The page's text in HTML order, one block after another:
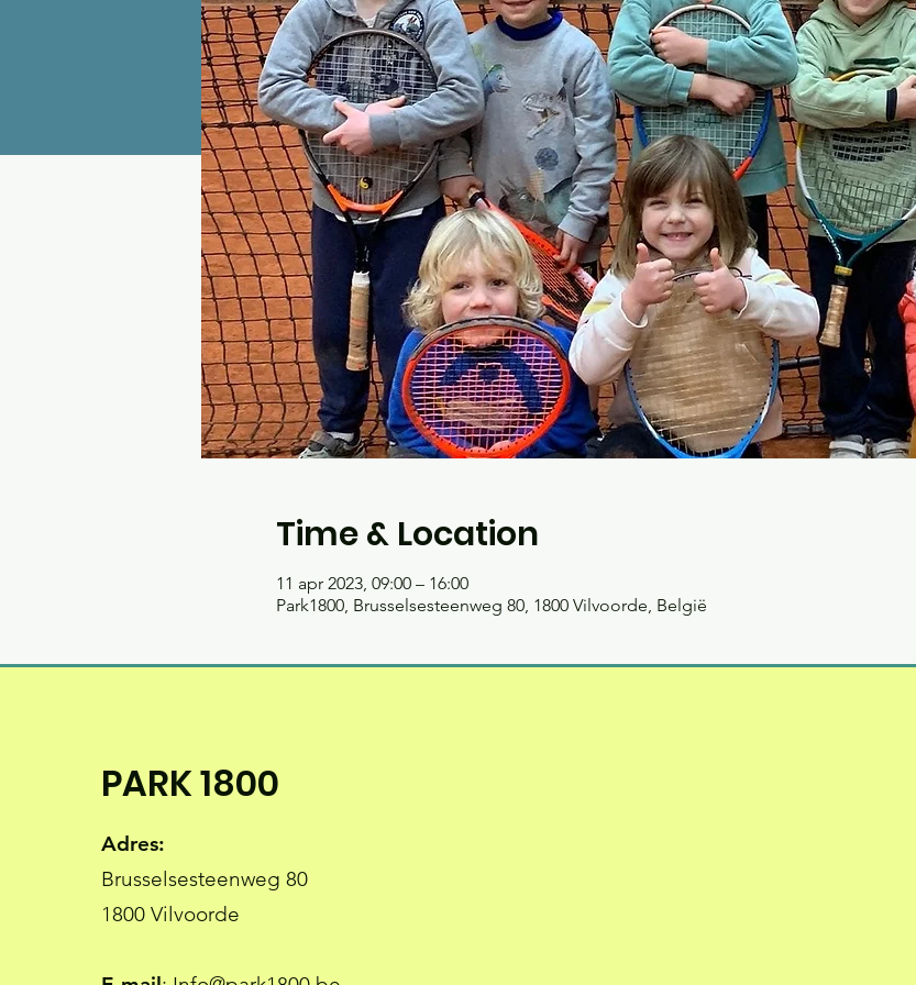
Time & Location
11 apr 2023, 09:00 – 16:00
Park1800, Brusselsesteenweg 80, 1800 Vilvoorde, België
PARK 1800
Adres:
Brusselsesteenweg 80
1800 Vilvoorde